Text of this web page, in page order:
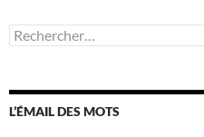
Rechercher :
L’ÉMAIL DES MOTS